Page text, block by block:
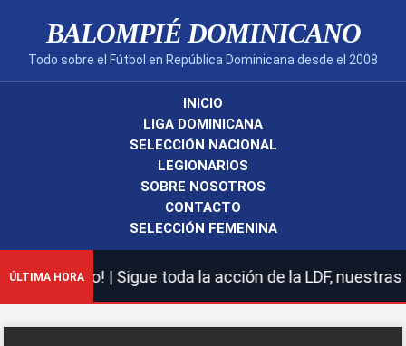
BALOMPIÉ DOMINICANO
Todo sobre el Fútbol en República Dominicana desde el 2008
INICIO
LIGA DOMINICANA
SELECCIÓN NACIONAL
LEGIONARIOS
SOBRE NOSOTROS
CONTACTO
SELECCIÓN FEMENINA
ÚLTIMA HORA| Sigue toda la acción de la LDF, nuestras